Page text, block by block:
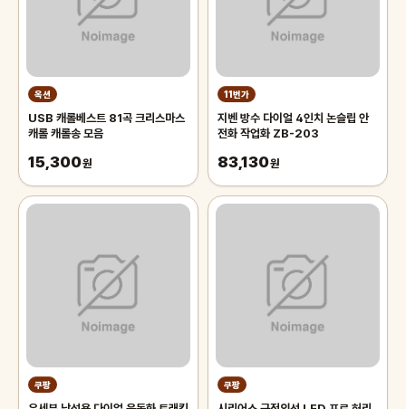
옥션
USB 캐롤베스트 81곡 크리스마스
캐롤 캐롤송 모음
15,300원
11번가
지벤 방수 다이얼 4인치 논슬립 안
전화 작업화 ZB-203
83,130원
쿠팡 쿠팡